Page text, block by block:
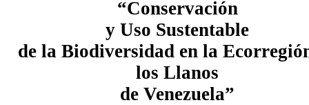
“Conservación
y Uso Sustentable
de la Biodiversidad en la
los Llanos
de Venezuela”